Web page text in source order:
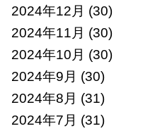
2024年12月 (30)
2024年11月 (30)
2024年10月 (30)
2024年9月 (30)
2024年8月 (31)
2024年7月 (31)